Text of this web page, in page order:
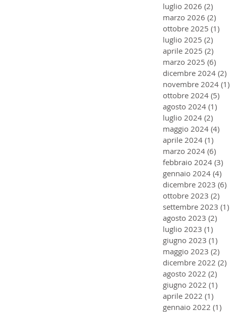
luglio 2026 (2)
marzo 2026 (2)
ottobre 2025 (1)
luglio 2025 (2)
aprile 2025 (2)
marzo 2025 (6)
dicembre 2024 (2)
novembre 2024 (1)
ottobre 2024 (5)
agosto 2024 (1)
luglio 2024 (2)
maggio 2024 (4)
aprile 2024 (1)
marzo 2024 (6)
febbraio 2024 (3)
gennaio 2024 (4)
dicembre 2023 (6)
ottobre 2023 (2)
settembre 2023 (1)
agosto 2023 (2)
luglio 2023 (1)
giugno 2023 (1)
maggio 2023 (2)
dicembre 2022 (2)
agosto 2022 (2)
giugno 2022 (1)
aprile 2022 (1)
gennaio 2022 (1)